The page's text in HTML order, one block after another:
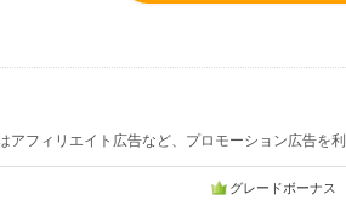
アフィリエイト広告など、プロモーション広告を
グレードボーナス